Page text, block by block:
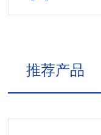
推荐产品